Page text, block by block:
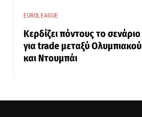
EUROLEAGUE
Κερδίζει πόντους το σενάριο
για trade μεταξύ Ολυμπιακού
και Ντουμπάι